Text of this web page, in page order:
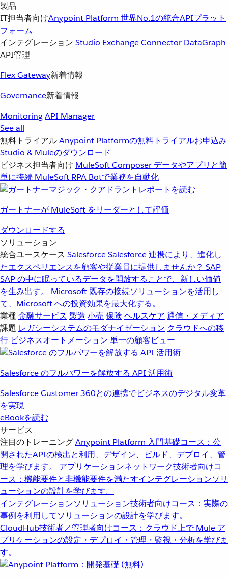
製品
IT担当者向けAnypoint Platform 世界No.1の統合APIプラット
フォーム
インテグレーション Studio ExchangeConnector DataGraph
API管理
Flex Gateway新着情報
Governance新着情報
MonitoringAPI Manager
See all
無料トライアルAnypoint Platformの無料トライアルお申込み
Studio & Muleのダウンロード
ビジネス担当者向け MuleSoft Composer データやアプリと簡
単に接続 MuleSoft RPA Botで業務を自動化
ガートナーが MuleSoft をリーダーとして評価
ダウンロードする
ソリューション
統合ユースケース SalesforceSalesforce 連携により、進化し
たエクスペリエンスを顧客や従業員に提供しませんか？ SAP
SAP の中に眠っているデータを開放することで、新しい価値
を生み出す。
Microsoft 既存の接続ソリューションを活用し
て、Microsoft への投資効果を最大化する。
業種金融サービス 製造 小売 保険 ヘルスケア 通信・メディア
課題 レガシーシステムのモダナイゼーション クラウドへの移
行 ビジネスオートメーション 単一の顧客ビュー
Salesforce のフルパワーを解放する API 活用術
Salesforce Customer 360との連携でビジネスのデジタル変革
を実現
eBookを読む
サービス
注目のトレーニングAnypoint Platform 入門基礎コース：公
開されたAPIの検出と利用、デザイン、ビルド、デプロイ、管
理を学びます。
アプリケーションネットワーク技術者向けコ
ース：機能要件と非機能要件を満たすインテグレーションソリ
ューションの設計を学びます。
インテグレーションソリューション技術者向けコース：実際の
事例を利用してソリューションの設計を学びます。
CloudHub技術者／管理者向けコース：クラウド上で Mule ア
プリケーションの設定・デプロイ・管理・監視・分析を学びま
す。